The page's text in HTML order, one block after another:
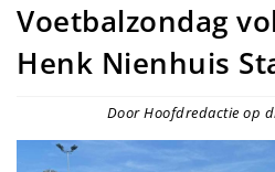
Voetbalzondag
Henk Nienhuis
Door Hoofdredactie op